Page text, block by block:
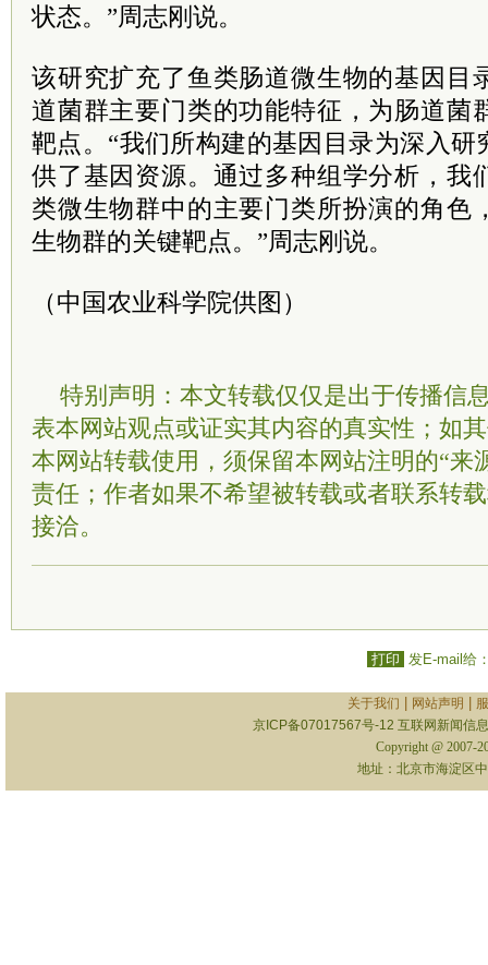
状态。”周志刚说。
该研究扩充了鱼类肠道微生物的基因目
道菌群主要门类的功能特征，为肠道菌
靶点。“我们所构建的基因目录为深入
供了基因资源。通过多种组学分析，我
类微生物群中的主要门类所扮演的角色
生物群的关键靶点。”周志刚说。
（中国农业科学院供图）
特别声明：本文转载仅仅是出于传播信
表本网站观点或证实其内容的真实性；如
本网站转载使用，须保留本网站注明的“来
责任；作者如果不希望被转载或者联系转
接洽。
打印 发E-mail给
关于我们 网站声明
京ICP备07017567号-12 互联网新闻信
Copyright @ 2007-
地址：北京市海淀区